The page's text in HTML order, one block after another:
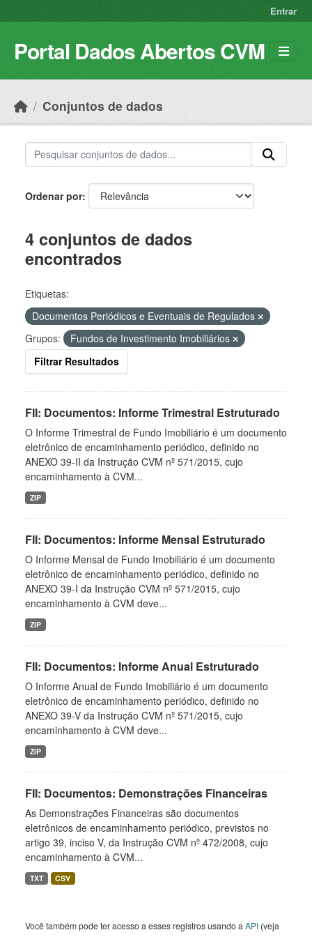
Entrar
Portal Dados Abertos CVM
Conjuntos de dados
Ordenar por
4 conjuntos de dados
encontrados
Etiquetas:
Documentos Periódicos e Eventuais de Regulados
Grupos:
Fundos de Investimento Imobiliários
Filtrar Resultados
FII: Documentos: Informe Trimestral Estruturado
O Informe Trimestral de Fundo Imobiliário é um documento
eletrônico de encaminhamento periódico, definido no
ANEXO 39-II da Instrução CVM nº 571/2015, cujo
encaminhamento à CVM...
ZIP
FII: Documentos: Informe Mensal Estruturado
O Informe Mensal de Fundo Imobiliário é um documento
eletrônico de encaminhamento periódico, definido no
ANEXO 39-I da Instrução CVM nº 571/2015, cujo
encaminhamento à CVM deve...
ZIP
FII: Documentos: Informe Anual Estruturado
O Informe Anual de Fundo Imobiliário é um documento
eletrônico de encaminhamento periódico, definido no
ANEXO 39-V da Instrução CVM nº 571/2015, cujo
encaminhamento à CVM deve...
ZIP
FII: Documentos: Demonstrações Financeiras
As Demonstrações Financeiras são documentos
eletrônicos de encaminhamento periódico, previstos no
artigo 39, inciso V, da Instrução CVM nº 472/2008, cujo
encaminhamento à CVM...
TXT CSV
Você também pode ter acesso a esses registros usando a API (veja